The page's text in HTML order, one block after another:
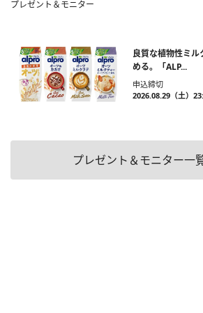
プレゼント＆モニター
良質な植物性ミル
める。「ALP...
申込締切
2026.08.29（土）
プレゼント＆モニター一